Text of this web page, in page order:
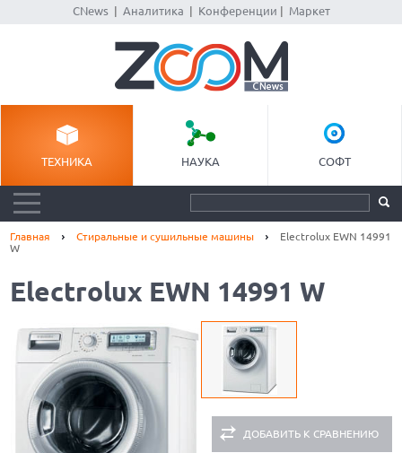
CNews| Аналитика Конференции Маркет
ТЕХНИКА НАУКА СОФТ
Главная Стиральные и сушильные машины
Electrolux EWN 14991
W
Electrolux EWN 14991 W
ДОБАВИТЬ К СРАВНЕНИЮ